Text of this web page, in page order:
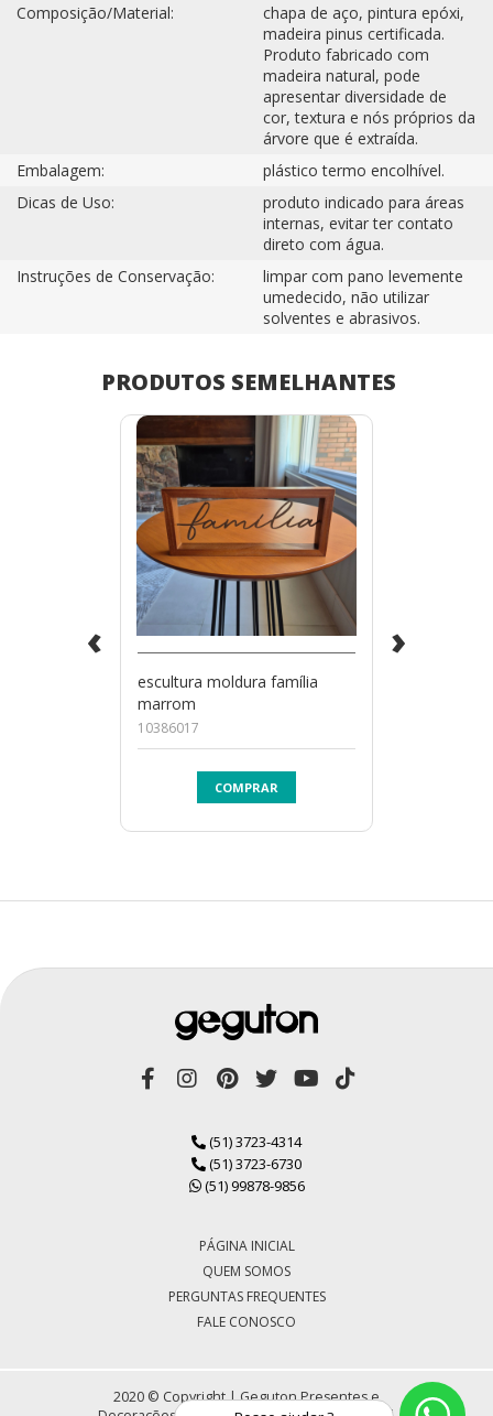
Composição/Material:
chapa de aço, pintura epóxi,
madeira pinus certificada.
Produto fabricado com
madeira natural, pode
apresentar diversidade de
cor, textura e nós próprios da
árvore que é extraída.
Embalagem:
plástico termo encolhível.
Dicas de Uso:
produto indicado para áreas
internas, evitar ter contato
direto com água.
Instruções de Conservação:
limpar com pano levemente
umedecido, não utilizar
solventes e abrasivos.
PRODUTOS SEMELHANTES
escultura moldura família
marrom
10386017
COMPRAR
‹ ›
(51) 3723-4314
(51) 3723-6730
(51) 99878-9856
PÁGINA INICIAL
QUEM SOMOS
PERGUNTAS FREQUENTES
FALE CONOSCO
2020 © Copyright | Geguton Presentes e